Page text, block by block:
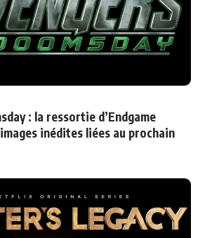
: la ressortie d’Endgame
inédites liées au prochain